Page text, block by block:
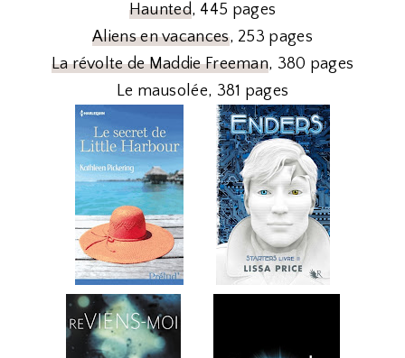
Haunted, 445 pages
Aliens en vacances, 253 pages
La révolte de Maddie Freeman, 380 pages
Le mausolée, 381 pages